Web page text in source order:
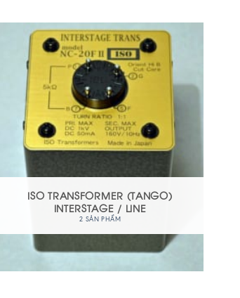
ISO TRANSFORMER (TANGO)
INTERSTAGE / LINE
2 SẢN PHẨM